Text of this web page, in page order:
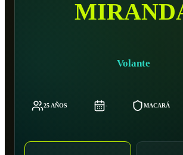
Volante
25 AÑOS - MACARÁ